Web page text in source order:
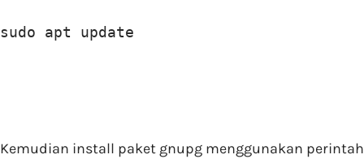
sudo apt update
Kemudian install paket gnupg menggunakan perintah